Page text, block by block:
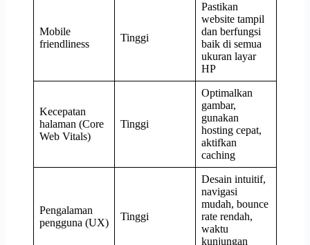
Mobile
friendliness
Tinggi
Pastikan
website tampil
dan berfungsi
baik di semua
ukuran layar
HP
Kecepatan
halaman (Core
Web Vitals)
Tinggi
Optimalkan
gambar,
gunakan
hosting cepat,
aktifkan
caching
Pengalaman
pengguna (UX)
Tinggi
Desain intuitif,
navigasi
mudah, bounce
rate rendah,
waktu
kunjungan